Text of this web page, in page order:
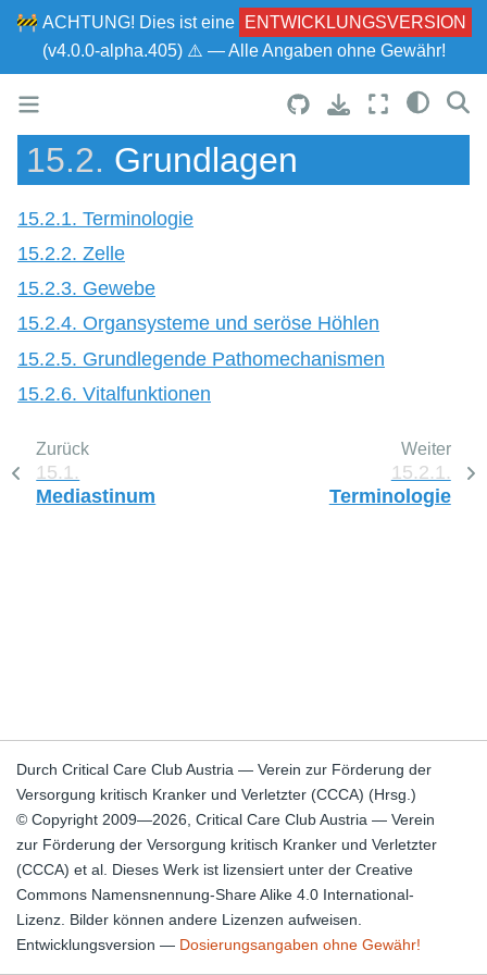
🚧 ACHTUNG! Dies ist eine
ENTWICKLUNGSVERSION
(v4.0.0-alpha.405) ⚠ — Alle Angaben ohne Gewähr!
15.2. Grundlagen
15.2.1. Terminologie
15.2.2. Zelle
15.2.3. Gewebe
15.2.4. Organsysteme und seröse Höhlen
15.2.5. Grundlegende Pathomechanismen
15.2.6. Vitalfunktionen
Zurück
15.1.
Mediastinum
Weiter
15.2.1.
Terminologie
Durch Critical Care Club Austria — Verein zur Förderung der
Versorgung kritisch Kranker und Verletzter (CCCA) (Hrsg.)
© Copyright 2009—2026, Critical Care Club Austria — Verein
zur Förderung der Versorgung kritisch Kranker und Verletzter
(CCCA) et al. Dieses Werk ist lizensiert unter der Creative
Commons Namensnennung-Share Alike 4.0 International-
Lizenz. Bilder können andere Lizenzen aufweisen.
Entwicklungsversion — Dosierungsangaben ohne Gewähr!